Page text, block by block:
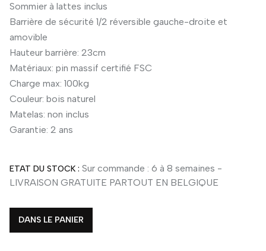
Sommier à lattes inclus
Barrière de sécurité 1/2 réversible gauche-droite et
amovible
Hauteur barrière: 23cm
Matériaux: pin massif certifié FSC
Charge max: 100kg
Couleur: bois naturel
Matelas: non inclus
Garantie: 2 ans
ETAT DU STOCK : Sur commande : 6 à 8 semaines -
LIVRAISON GRATUITE PARTOUT EN BELGIQUE
DANS LE PANIER